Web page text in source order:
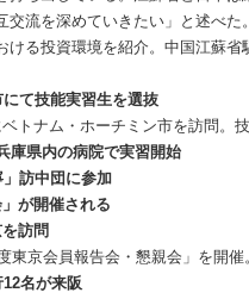
交流を深めていきたい」と述べ
る投資環境を紹介。中国江蘇
て技能実習生を選抜
トナム・ホーチミン市を訪問。
庫県内の病院で実習開始
訪中団に参加
が開催される
訪問
東京会員報告会・懇親会」を開催
名が来阪